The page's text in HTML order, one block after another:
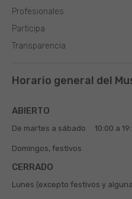
Profesionales
Participa
Transparencia
Horario general del
ABIERTO
De martes a sábado 10:00 a
Domingos, festivos
CERRADO
Lunes (excepto festivos y